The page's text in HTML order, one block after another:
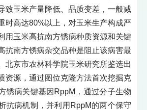
致玉米产量降低、品质变差，一般减
时高达80%以上，对玉米生产构成严
用玉米高抗南方锈病种质资源和关键
抗南方锈病杂交品种是阻止该病害最
北京市农林科学院玉米研究所鉴选出
资源，通过图位克隆方法首次挖掘克
锈病关键基因RppM，通过分子生物
抗病机制，并利用RppM的两个保守